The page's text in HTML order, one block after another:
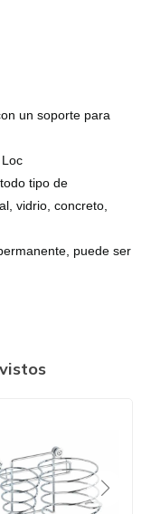
un soporte para
tipo de
vidrio, concreto,
puede ser